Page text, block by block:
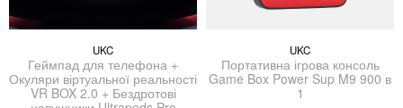
UKC
Геймпад для телефона +
Окуляри віртуальної реальності
VR BOX 2.0 + Бездротові
UKC
Портативна ігрова консоль
Game Box Power Sup M9 900 в
1